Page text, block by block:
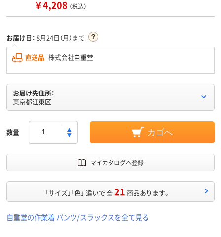
￥4,208 （税込）
お届け日： 8月24日（月）まで
直送品 株式会社自重堂
お届け先住所：
東京都江東区
数量 カゴへ
マイカタログへ登録
「サイズ」「色」 違いで 全21 商品あります。
自重堂の作業着 パンツ/スラックスを全て見る